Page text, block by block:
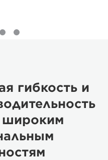
гибкость и
широким